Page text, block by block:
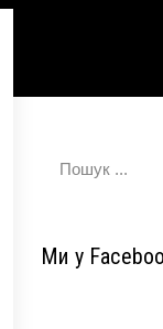
Ми у